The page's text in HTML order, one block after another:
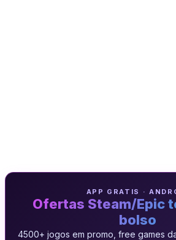
APP GRATIS ·
Ofertas Steam/Epic
bolso
4500+ jogos em promo, free games